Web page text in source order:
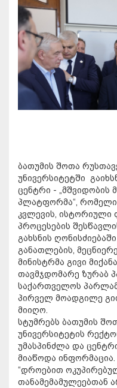
ბათუმის შოთა
უნივერსიტეტში
ცენტრი -
პლატფორმა“,
კვლევის, ისტორიული
პროცესების
გახსნის
განათლების,
მინისტრმა გივი
თავმჯდომარე ზურაბ
საქართველოს
პირველ მოადგილე
მიიღო.
სტუმრებს ბათუმის
უნივერსიტეტის
უმასპინძლა და
მიაწოდა ინფორმაცია.
“დროებით
თანამემამულეებთან